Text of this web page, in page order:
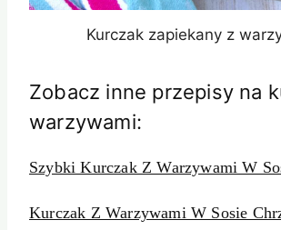
Kurczak zapiekany z
Zobacz inne przepisy na
warzywami:
Szybki Kurczak Z Warzywami W
Kurczak Z Warzywami W Sosie